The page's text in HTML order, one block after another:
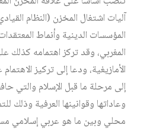
آليات اشتغال المخزن (النظام
المؤسسات الدينية وأنماط
المغربي، وقد تركز اهتمامه كذلك
الأمازيغية، ودعا إلى تركيز
إلى مرحلة ما قبل الإسلام والتي
وعاداتها وقوانينها العرفية وذلك
محلي وبين ما هو عربي إسلامي